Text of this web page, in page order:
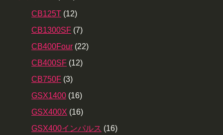
CB125T (12)
CB1300SF (7)
CB400Four (22)
CB400SF (12)
CB750F (3)
GSX1400 (16)
GSX400X (16)
GSX400インパルス (16)